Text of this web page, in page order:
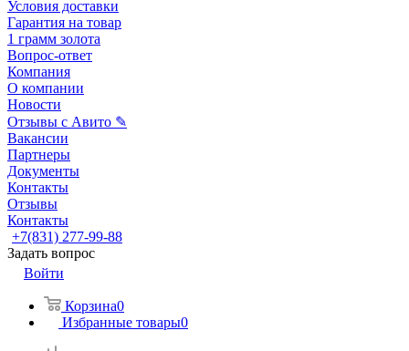
Условия доставки
Гарантия на товар
1 грамм золота
Вопрос-ответ
Компания
О компании
Новости
Отзывы с Авито ✎
Вакансии
Партнеры
Документы
Контакты
Отзывы
Контакты
+7(831) 277-99-88
Задать вопрос
Войти
Корзина0
Избранные товары0